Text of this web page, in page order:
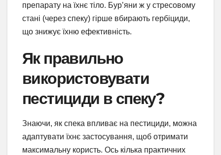
препарату на їхнє тіло. Бур’яни ж у стресовому
стані (через спеку) гірше вбирають гербіциди,
що знижує їхню ефективність.
Як правильно
використовувати
пестициди в спеку?
Знаючи, як спека впливає на пестициди, можна
адаптувати їхнє застосування, щоб отримати
максимальну користь. Ось кілька практичних